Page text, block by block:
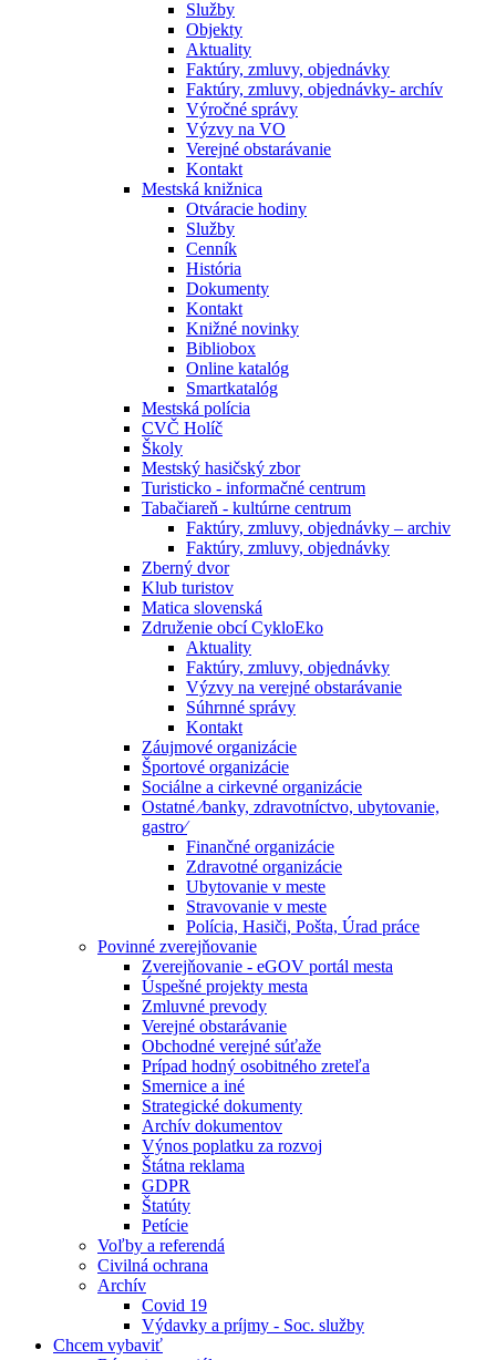
Služby
Objekty
Aktuality
Faktúry, zmluvy, objednávky
Faktúry, zmluvy, objednávky- archív
Výročné správy
Výzvy na VO
Verejné obstarávanie
Kontakt
Mestská knižnica
Otváracie hodiny
Služby
Cenník
História
Dokumenty
Kontakt
Knižné novinky
Bibliobox
Online katalóg
Smartkatalóg
Mestská polícia
CVČ Holíč
Školy
Mestský hasičský zbor
Turisticko - informačné centrum
Tabačiareň - kultúrne centrum
Faktúry, zmluvy, objednávky – archiv
Faktúry, zmluvy, objednávky
Zberný dvor
Klub turistov
Matica slovenská
Združenie obcí CykloEko
Aktuality
Faktúry, zmluvy, objednávky
Výzvy na verejné obstarávanie
Súhrnné správy
Kontakt
Záujmové organizácie
Športové organizácie
Sociálne a cirkevné organizácie
Ostatné ⁄banky, zdravotníctvo, ubytovanie,
gastro⁄
Finančné organizácie
Zdravotné organizácie
Ubytovanie v meste
Stravovanie v meste
Polícia, Hasiči, Pošta, Úrad práce
Povinné zverejňovanie
Zverejňovanie - eGOV portál mesta
Úspešné projekty mesta
Zmluvné prevody
Verejné obstarávanie
Obchodné verejné súťaže
Prípad hodný osobitného zreteľa
Smernice a iné
Strategické dokumenty
Archív dokumentov
Výnos poplatku za rozvoj
Štátna reklama
GDPR
Štatúty
Petície
Voľby a referendá
Civilná ochrana
Archív
Covid 19
Výdavky a príjmy - Soc. služby
Chcem vybaviť